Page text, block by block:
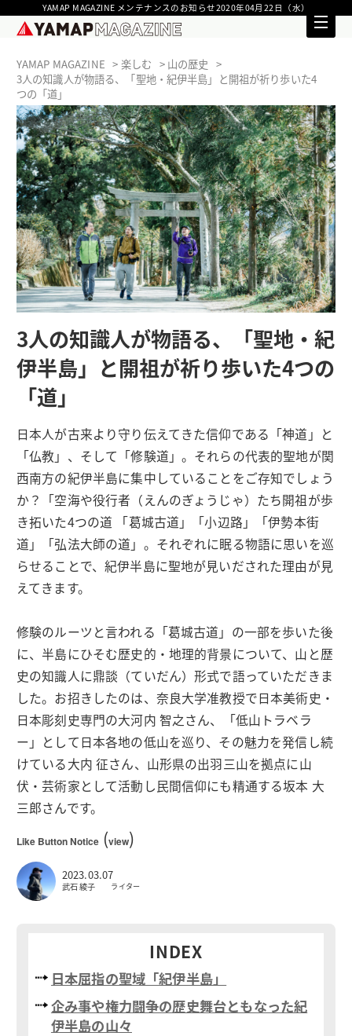
YAMAP MAGAZINE メンテナンスのお知らせ2020年04月22日（水）
YAMAP MAGAZINE 楽しむ
山の歴史
3人の知識人が物語る、「聖地・紀伊半島」と開祖が祈り歩いた4
つの「道」
3人の知識人が物語る、「聖地・紀
伊半島」と開祖が祈り歩いた4つの
「道」
日本人が古来より守り伝えてきた信仰である「神道」と
「仏教」、そして「修験道」。それらの代表的聖地が関
西南方の紀伊半島に集中していることをご存知でしょう
か？「空海や役行者（えんのぎょうじゃ）たち開祖が歩
き拓いた4つの道 「葛城古道」「小辺路」「伊勢本街
道」「弘法大師の道」。それぞれに眠る物語に思いを巡
らせることで、紀伊半島に聖地が見いだされた理由が見
えてきます。
修験のルーツと言われる「葛城古道」の一部を歩いた後
に、半島にひそむ歴史的・地理的背景について、山と歴
史の知識人に鼎談（ていだん）形式で語っていただきま
した。お招きしたのは、奈良大学准教授で日本美術史・
日本彫刻史専門の大河内 智之さん、「低山トラベラ
ー」として日本各地の低山を巡り、その魅力を発信し続
けている大内 征さん、山形県の出羽三山を拠点に山
伏・芸術家として活動し民間信仰にも精通する坂本 大
三郎さんです。
Like Button Notice(view)
2023.03.07
武石 綾子 ライター
INDEX
日本屈指の聖域「紀伊半島」
企み事や権力闘争の歴史舞台ともなった紀
伊半島の山々